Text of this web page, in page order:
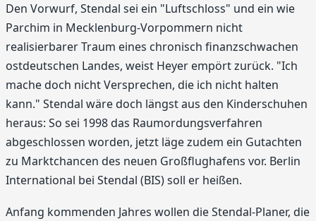
Den Vorwurf, Stendal sei ein "Luftschloss" und ein wie
Parchim in Mecklenburg-Vorpommern nicht
realisierbarer Traum eines chronisch finanzschwachen
ostdeutschen Landes, weist Heyer empört zurück. "Ich
mache doch nicht Versprechen, die ich nicht halten
kann." Stendal wäre doch längst aus den Kinderschuhen
heraus: So sei 1998 das Raumordungsverfahren
abgeschlossen worden, jetzt läge zudem ein Gutachten
zu Marktchancen des neuen Großflughafens vor. Berlin
International bei Stendal (BIS) soll er heißen.
Anfang kommenden Jahres wollen die Stendal-Planer, die